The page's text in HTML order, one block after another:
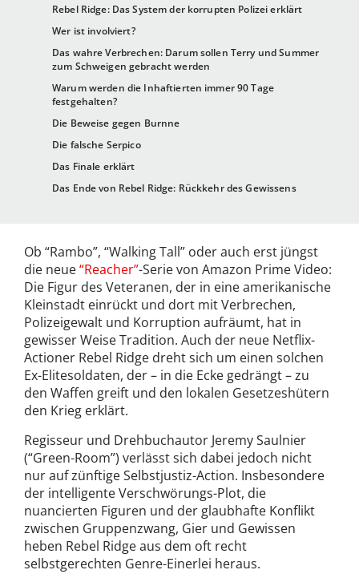
Rebel Ridge: Das System der korrupten Polizei erklärt
Wer ist involviert?
Das wahre Verbrechen: Darum sollen Terry und Summer
zum Schweigen gebracht werden
Warum werden die Inhaftierten immer 90 Tage
festgehalten?
Die Beweise gegen Burnne
Die falsche Serpico
Das Finale erklärt
Das Ende von Rebel Ridge: Rückkehr des Gewissens
Ob “Rambo”, “Walking Tall” oder auch erst jüngst
die neue“Reacher”-Serie von Amazon Prime Video:
Die Figur des Veteranen, der in eine amerikanische
Kleinstadt einrückt und dort mit Verbrechen,
Polizeigewalt und Korruption aufräumt, hat in
gewisser Weise Tradition. Auch der neue Netflix-
Actioner Rebel Ridge dreht sich um einen solchen
Ex-Elitesoldaten, der – in die Ecke gedrängt – zu
den Waffen greift und den lokalen Gesetzeshütern
den Krieg erklärt.
Regisseur und Drehbuchautor Jeremy Saulnier
(“Green-Room”) verlässt sich dabei jedoch nicht
nur auf zünftige Selbstjustiz-Action. Insbesondere
der intelligente Verschwörungs-Plot, die
nuancierten Figuren und der glaubhafte Konflikt
zwischen Gruppenzwang, Gier und Gewissen
heben Rebel Ridge aus dem oft recht
selbstgerechten Genre-Einerlei heraus.